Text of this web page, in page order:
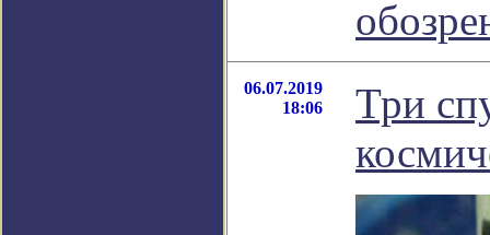
06.07.2019
18:06
Три